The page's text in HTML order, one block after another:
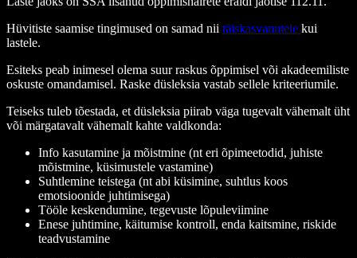
Hüvitiste saamise tingimused on samad nii täiskasvanutele kui
lastele.
Esiteks peab inimesel olema suur raskus õppimisel või akadeemiliste
oskuste omandamisel. Raske düsleksia vastab sellele kriteeriumile.
Teiseks tuleb tõestada, et düsleksia piirab väga tugevalt vähemalt üht
või märgatavalt vähemalt kahte valdkonda:
Info kasutamine ja mõistmine (nt eri õpimeetodid, juhiste
mõistmine, küsimustele vastamine)
Suhtlemine teistega (nt abi küsimine, suhtlus koos
emotsioonide juhtimisega)
Tööle keskendumine, tegevuste lõpuleviimine
Enese juhtimine, käitumise kontroll, enda kaitsmine, riskide
teadvustamine